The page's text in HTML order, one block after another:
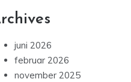
juni 2026
februar 2026
november 2025